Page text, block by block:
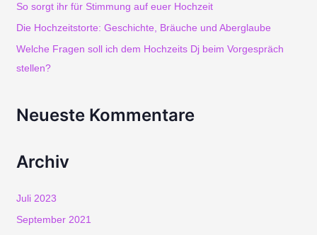
n
c
So sorgt ihr für Stimmung auf euer Hochzeit
Die Hochzeitstorte: Geschichte, Bräuche und Aberglaube
Welche Fragen soll ich dem Hochzeits Dj beim Vorgespräch
stellen?
Neueste Kommentare
Archiv
Juli 2023
September 2021